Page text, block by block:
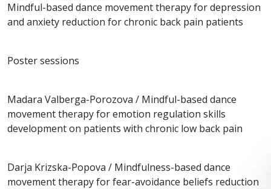
Mindful-based dance movement therapy for depression
and anxiety reduction for chronic back pain patients
Poster sessions
Madara Valberga-Porozova / Mindful-based dance
movement therapy for emotion regulation skills
development on patients with chronic low back pain
Darja Krizska-Popova / Mindfulness-based dance
movement therapy for fear-avoidance beliefs reduction